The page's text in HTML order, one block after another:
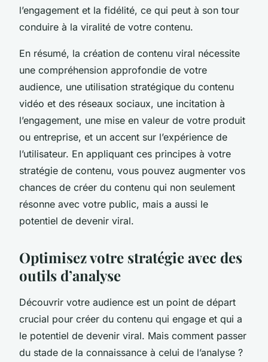
l’engagement et la fidélité, ce qui peut à son tour
conduire à la viralité de votre contenu.
En résumé, la création de contenu viral nécessite
une compréhension approfondie de votre
audience, une utilisation stratégique du contenu
vidéo et des réseaux sociaux, une incitation à
l’engagement, une mise en valeur de votre produit
ou entreprise, et un accent sur l’expérience de
l’utilisateur. En appliquant ces principes à votre
stratégie de contenu, vous pouvez augmenter vos
chances de créer du contenu qui non seulement
résonne avec votre public, mais a aussi le
potentiel de devenir viral.
Optimisez votre stratégie avec des
outils d’analyse
Découvrir votre audience est un point de départ
crucial pour créer du contenu qui engage et qui a
le potentiel de devenir viral. Mais comment passer
du stade de la connaissance à celui de l’analyse ?